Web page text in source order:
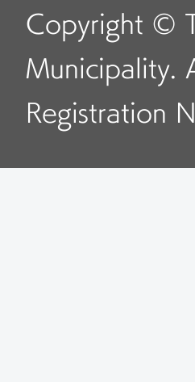
Copyright ©
Municipality.
Registration